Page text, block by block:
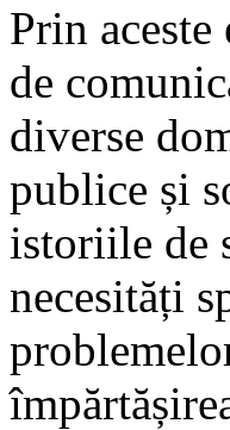
Prin
de
diverse
publice și
istoriile de
necesități